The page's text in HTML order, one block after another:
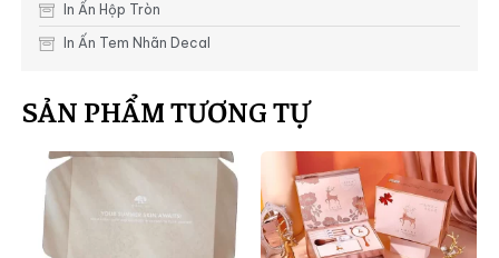
In Ấn Hộp Tròn
In Ấn Tem Nhãn Decal
SẢN PHẨM TƯƠNG TỰ